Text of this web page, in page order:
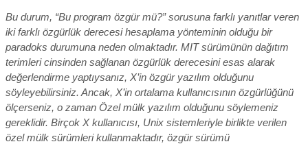
Bu durum, “Bu program özgür mü?” sorusuna farklı yanıtlar veren
iki farklı özgürlük derecesi hesaplama yönteminin olduğu bir
paradoks durumuna neden olmaktadır. MIT sürümünün dağıtım
terimleri cinsinden sağlanan özgürlük derecesini esas alarak
değerlendirme yaptıysanız, X’in özgür yazılım olduğunu
söyleyebilirsiniz. Ancak, X’in ortalama kullanıcısının özgürlüğünü
ölçerseniz, o zaman Özel mülk yazılım olduğunu söylemeniz
gereklidir. Birçok X kullanıcısı, Unix sistemleriyle birlikte verilen
özel mülk sürümleri kullanmaktadır, özgür sürümü